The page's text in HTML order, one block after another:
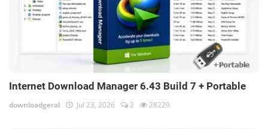
Internet Download Manager 6.43 Build 7 + Portable
downloadgeral Jul 23, 2026 2 28229